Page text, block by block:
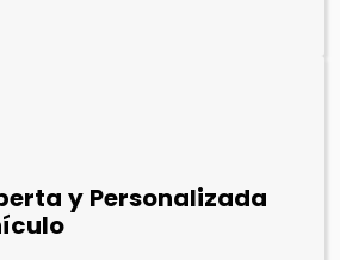
y Personalizada